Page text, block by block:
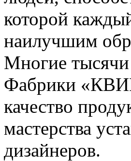
которой
наилучшим
Многие
Фабрики
качество
мастерства
дизайнеров.